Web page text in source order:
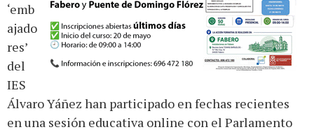
‘emb
ajado
res’
del
IES
Álvaro Yáñez han participado en fechas recientes
en una sesión educativa online con el Parlamento